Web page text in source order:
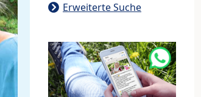
Erweiterte Suche